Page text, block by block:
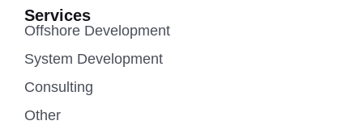
Services
Offshore Development
System Development
Consulting
Other